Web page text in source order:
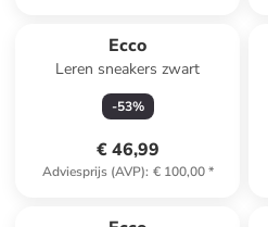
Ecco
Leren sneakers zwart
-53%
€ 46,99
Adviesprijs (AVP): € 100,00*